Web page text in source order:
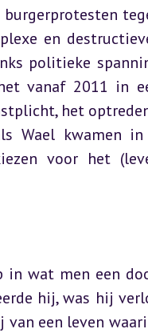
en
politieke
vanaf 2011 in
het
Wael kwamen
voor het
wat men een
hij, was hij
een leven